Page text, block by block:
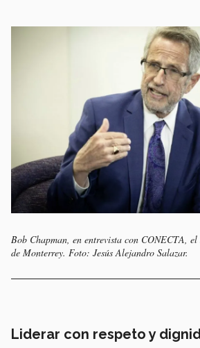
Bob Chapman, en entrevista con CONECTA,
de Monterrey. Foto: Jesús Alejandro Salazar.
Liderar con respeto y